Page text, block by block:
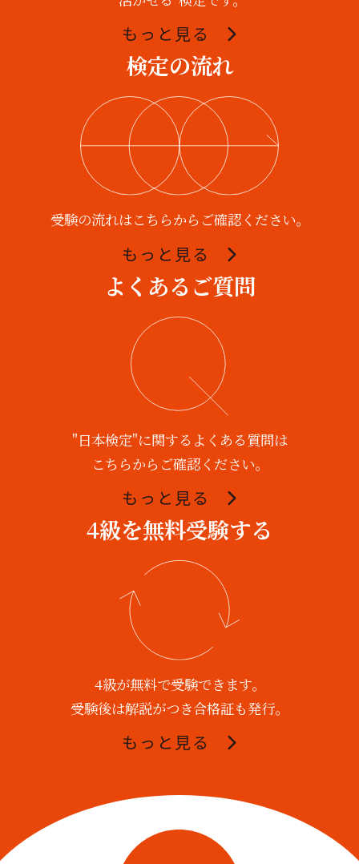
もっと見る
検定の流れ
受験の流れはこちらからご確認ください。
もっと見る
よくあるご質問
"日本検定"に関するよくある質問は
こちらからご確認ください。
もっと見る
4級を無料受験する
4級が無料で受験できます。
受験後は解説がつき合格証も発行。
もっと見る